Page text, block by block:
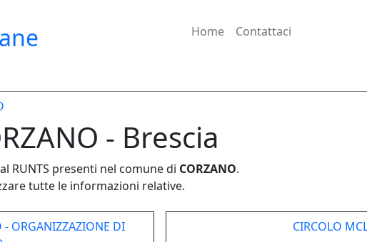
Home Contattaci
- Brescia
RUNTS presenti nel comune di CORZANO.
tutte le informazioni relative.
- ORGANIZZAZIONE DI
CIRCOLO